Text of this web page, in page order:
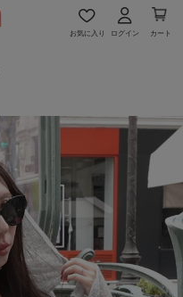
お気に入り ログイン カート